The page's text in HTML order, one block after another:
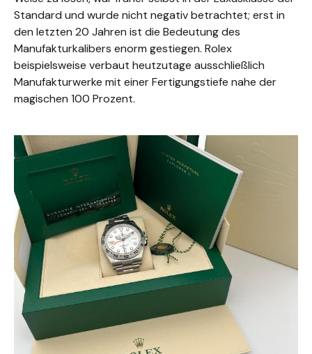
Standard und wurde nicht negativ betrachtet; erst in
den letzten 20 Jahren ist die Bedeutung des
Manufakturkalibers enorm gestiegen. Rolex
beispielsweise verbaut heutzutage ausschließlich
Manufakturwerke mit einer Fertigungstiefe nahe der
magischen 100 Prozent.